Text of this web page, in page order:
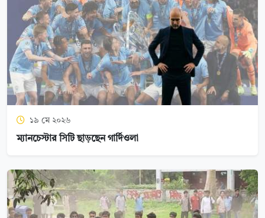
১৯ মে ২০২৬
ম্যানচেস্টার সিটি ছাড়ছেন গার্দিওলা